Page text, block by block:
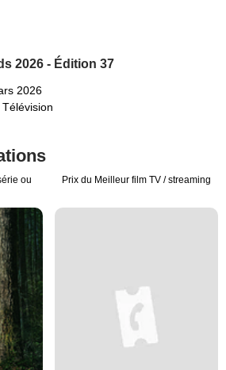
2026 - Édition 37
2026
ou
Prix du Meilleur film TV / streaming